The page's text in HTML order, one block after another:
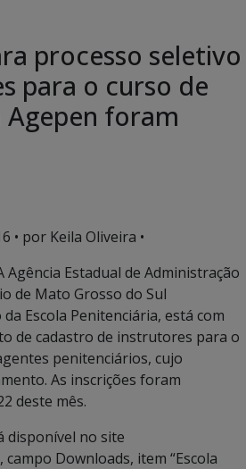
processo seletivo
para o curso de
foram
• por Keila Oliveira •
Agência Estadual de Administração
de Mato Grosso do Sul
Escola Penitenciária, está com
de cadastro de instrutores para o
penitenciários, cujo
As inscrições foram
deste mês.
disponível no site
, campo Downloads, item “Escola